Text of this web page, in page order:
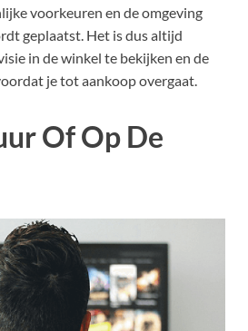
voorkeuren en de omgeving
geplaatst. Het is dus altijd
in de winkel te bekijken en de
je tot aankoop overgaat.
Of Op De